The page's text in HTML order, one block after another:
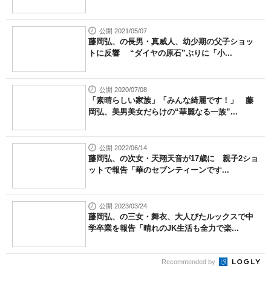
公開 2021/05/07
藤岡弘、の長男・真威人、幼少期の父子ショッ
トに反響 “ダイヤの原石”ぶりに「小...
公開 2020/07/08
「素晴らしい家族」「みんな綺麗です！」 藤
岡弘、美男美女だらけの“華麗なる一族”...
公開 2022/06/14
藤岡弘、の次女・天翔天音が17歳に 親子2ショ
ットで報告「華のセブンティーンです...
公開 2023/03/24
藤岡弘、の三女・舞衣、大人びたルックスで中
学卒業を報告「晴れのJK生活も全力で楽...
Recommended by